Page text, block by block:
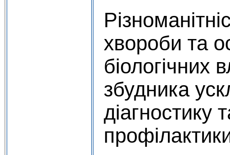
хвороби та
біологічних
збудника
діагностику